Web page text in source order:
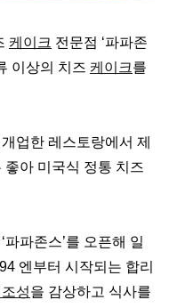
케이크 전문점 ‘파파존
이상의 치즈 케이크를
업한 레스토랑에서 제
좋아 미국식 정통 치즈
파파존스’를 오픈해 일
엔부터 시작되는 합리
성을 감상하고 식사를